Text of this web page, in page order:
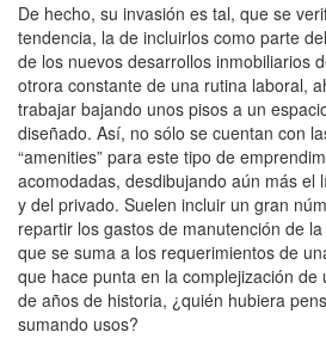
De hecho, su invasión es tal, que se
tendencia, la de incluirlos como parte
de los nuevos desarrollos inmobiliarios
otrora constante de una rutina laboral,
trabajar bajando unos pisos a un
diseñado. Así, no sólo se cuentan con
“amenities” para este tipo de
acomodadas, desdibujando aún más el
y del privado. Suelen incluir un gran
repartir los gastos de manutención de
que se suma a los requerimientos de
que hace punta en la complejización
de años de historia, ¿quién hubiera
sumando usos?